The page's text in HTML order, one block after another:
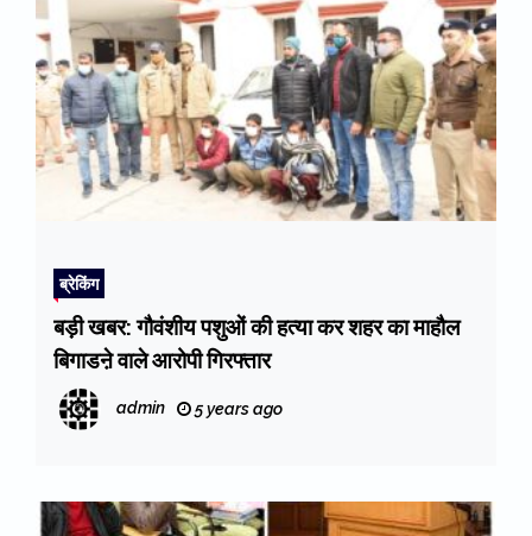
ब्रेकिंग
बड़ी खबर: गौवंशीय पशुओं की हत्या कर शहर का माहौल
बिगाडऩे वाले आरोपी गिरफ्तार
admin 5 years ago